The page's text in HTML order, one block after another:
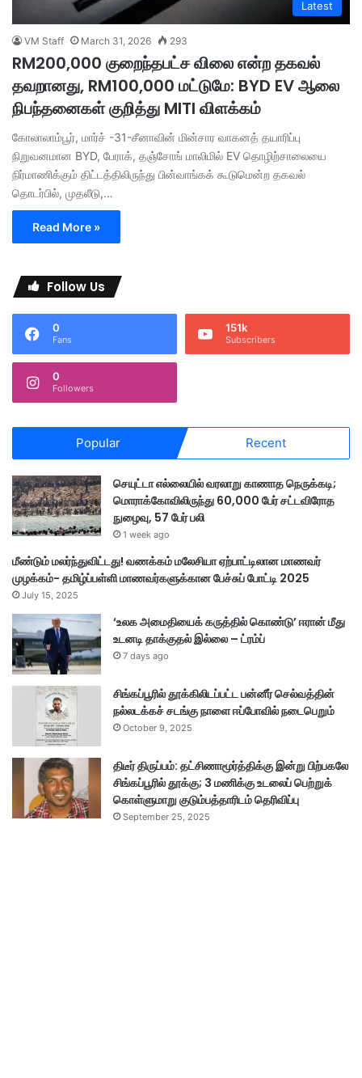
Latest
VM Staff March 31, 2026 293
RM200,000 குறைந்தபட்ச விலை என்ற தகவல்
தவறானது, RM100,000 மட்டுமே: BYD EV ஆலை
நிபந்தனைகள் குறித்து MITI விளக்கம்
கோலாலாம்பூர், மார்ச் -31-சீனாவின் மின்சார வாகனத் தயாரிப்பு
நிறுவனமான BYD, பேராக், தஞ்சோங் மாலிமில் EV தொழிற்சாலையை
நிர்மாணிக்கும் திட்டத்திலிருந்து பின்வாங்கக் கூடுமென்ற தகவல்
தொடர்பில், முதலீடு,…
Read More »
Follow Us
0
Fans
151k
Subscribers
0
Followers
Popular Recent
செயுட்டா எல்லையில் வரலாறு காணாத நெருக்கடி;
மொராக்கோவிலிருந்து 60,000 பேர் சட்டவிரோத
நுழைவு, 57 பேர் பலி
1 week ago
மீண்டும் மலர்ந்துவிட்டது! வணக்கம் மலேசியா ஏற்பாட்டிலான மாணவர்
முழக்கம்- தமிழ்ப்பள்ளி மாணவர்களுக்கான பேச்சுப் போட்டி 2025
July 15, 2025
‘உலக அமைதியைக் கருத்தில் கொண்டு’ ஈரான் மீது
உடனடி தாக்குதல் இல்லை – ட்ரம்ப்
7 days ago
சிங்கப்பூரில் தூக்கிலிடப்பட்ட பன்னீர் செல்வத்தின்
நல்லடக்கச் சடங்கு நாளை ஈப்போவில் நடைபெறும்
October 9, 2025
திடீர் திருப்பம்: தட்சிணாமூர்த்திக்கு இன்று பிற்பகலே
சிங்கப்பூரில் தூக்கு; 3 மணிக்கு உடலைப் பெற்றுக்
கொள்ளுமாறு குடும்பத்தாரிடம் தெரிவிப்பு
September 25, 2025